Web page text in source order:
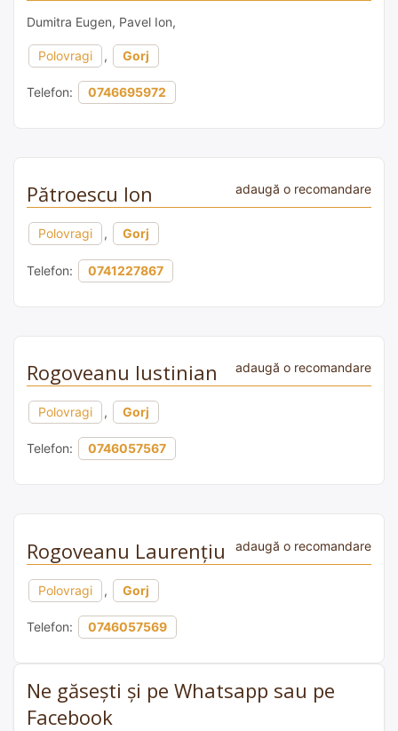
Dumitra Eugen, Pavel Ion,
Polovragi , Gorj
Telefon: 0746695972
Pătroescu Ion adaugă o recomandare
Polovragi , Gorj
Telefon: 0741227867
Rogoveanu Iustinian adaugă o recomandare
Polovragi , Gorj
Telefon: 0746057567
Rogoveanu Laurențiu adaugă o recomandare
Polovragi , Gorj
Telefon: 0746057569
Ne găsești și pe Whatsapp sau pe
Facebook